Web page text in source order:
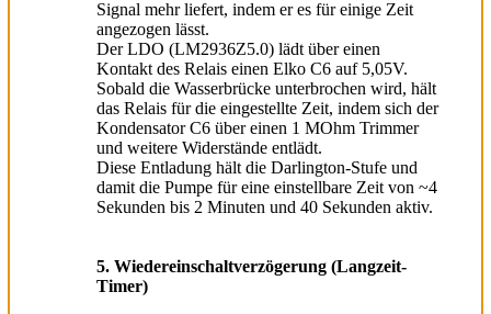
Signal mehr liefert, indem er es für einige Zeit
angezogen lässt.
Der LDO (LM2936Z5.0) lädt über einen
Kontakt des Relais einen Elko C6 auf 5,05V.
Sobald die Wasserbrücke unterbrochen wird, hält
das Relais für die eingestellte Zeit, indem sich der
Kondensator C6 über einen 1 MOhm Trimmer
und weitere Widerstände entlädt.
Diese Entladung hält die Darlington-Stufe und
damit die Pumpe für eine einstellbare Zeit von ~4
Sekunden bis 2 Minuten und 40 Sekunden aktiv.
5. Wiedereinschaltverzögerung (Langzeit-
Timer)